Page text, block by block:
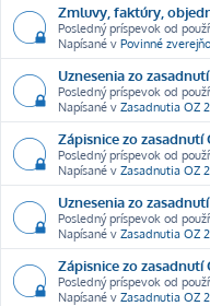
Zmluvy, faktúry,
Posledný príspevok od
Napísané v Povinné
Uznesenia zo
Posledný príspevok od
Napísané v Zasadnutia OZ
Zápisnice zo zasadnutí
Posledný príspevok od
Napísané v Zasadnutia OZ
Uznesenia zo zasadnutí
Posledný príspevok od
Napísané v Zasadnutia OZ
Zápisnice zo zasadnutí
Posledný príspevok od
Napísané v Zasadnutia OZ